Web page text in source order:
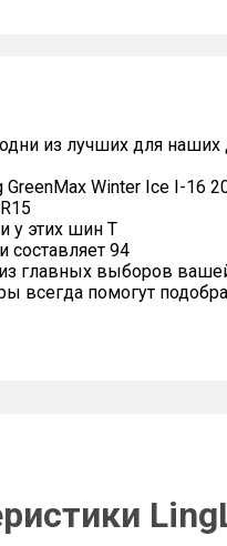
из лучших для наших
GreenMax Winter Ice I-16
у этих шин T
составляет 94
главных выборов
всегда помогут